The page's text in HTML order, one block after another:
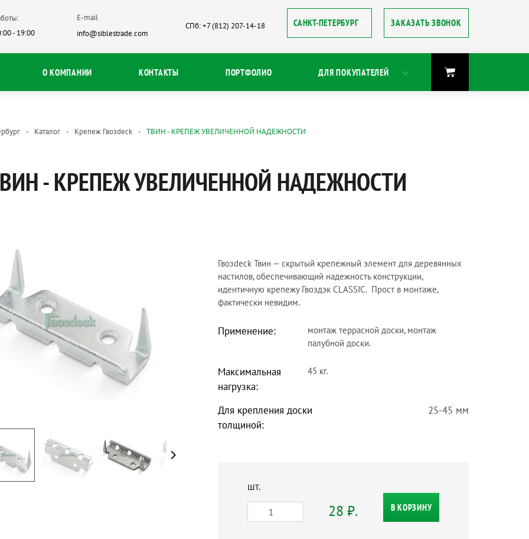
ЗАКАЗАТЬ ЗВОНОК
О КОМПАНИИ КОНТАКТЫ ПОРТФОЛИО ДЛЯ ПОКУПАТЕЛЕЙ
- 19:00
E-mail
info@siblestrade.com
СПб: +7 (812) 207-14-18
Каталог Крепеж Гвозdeck ТВИН - КРЕПЕЖ УВЕЛИЧЕННОЙ НАДЕЖНОСТИ
- КРЕПЕЖ УВЕЛИЧЕННОЙ НАДЕЖНОСТИ
Гвозdeck Твин — скрытый крепежный элемент для деревянных
настилов, обеспечивающий надежность конструкции,
идентичную крепежу Гвоздэк CLASSIC. Прост в монтаже,
фактически невидим.
Применение:
монтаж террасной доски, монтаж
палубной доски.
Максимальная
нагрузка:
45 кг.
Для крепления доски
толщиной:
25-45 мм
шт.
28 ₽. В КОРЗИНУ